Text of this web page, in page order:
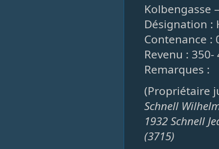
Kolbengasse
Désignation :
Contenance :
Revenu : 350-
Remarques :
(Propriétaire
Schnell
1932 Schnell
(3715)